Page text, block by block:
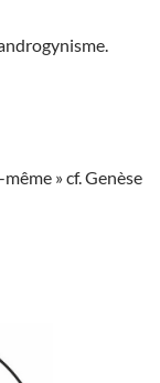
» cf. Genèse